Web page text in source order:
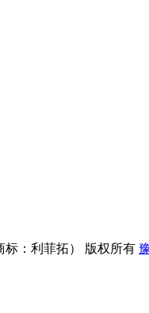
标：利菲拓） 版权所有